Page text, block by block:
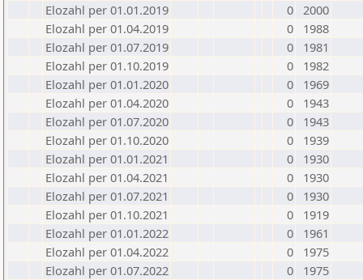
Elozahl per 01.01.2019
0 2000
Elozahl per 01.04.2019
0
1988
Elozahl per 01.07.2019
0
1981
Elozahl per 01.10.2019
0
1982
Elozahl per 01.01.2020
0
1969
Elozahl per 01.04.2020
0
1943
Elozahl per 01.07.2020
0
1943
Elozahl per 01.10.2020
0
1939
Elozahl per 01.01.2021
0
1930
Elozahl per 01.04.2021
0
1930
Elozahl per 01.07.2021
0
1930
Elozahl per 01.10.2021
0
1919
Elozahl per 01.01.2022
0
1961
Elozahl per 01.04.2022
0
1975
Elozahl per 01.07.2022
0
1975